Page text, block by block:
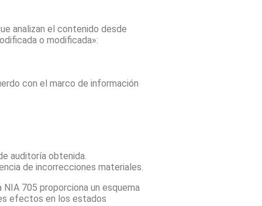
analizan el contenido desde
o modificada»:
con el marco de información
auditoría obtenida.
de incorrecciones materiales.
705 proporciona un esquema
efectos en los estados